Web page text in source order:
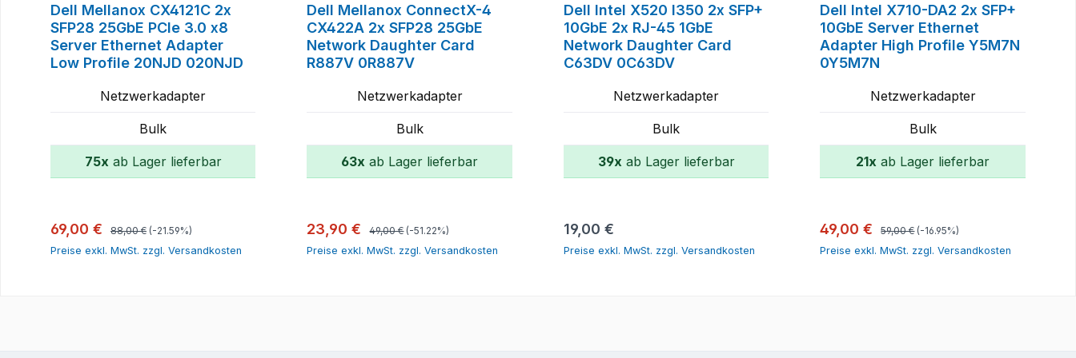
Dell Mellanox CX4121C 2x
SFP28 25GbE PCIe 3.0 x8
Server Ethernet Adapter
Low Profile 20NJD 020NJD
Netzwerkadapter
Bulk
75x ab Lager lieferbar
Verkaufspreis:
69,00 € Regulärer Preis:
88,00 € (-21.59%)
Preise exkl. MwSt. zzgl. Versandkosten
Dell Mellanox ConnectX-4
CX422A 2x SFP28 25GbE
Network Daughter Card
R887V 0R887V
Netzwerkadapter
Bulk
63x ab Lager lieferbar
Verkaufspreis:
23,90 € Regulärer Preis:
49,00 € (-51.22%)
Preise exkl. MwSt. zzgl. Versandkosten
Dell Intel X520 I350 2x SFP+
10GbE 2x RJ-45 1GbE
Network Daughter Card
C63DV 0C63DV
Netzwerkadapter
Bulk
39x ab Lager lieferbar
Regulärer Preis:
19,00 €
Preise exkl. MwSt. zzgl. Versandkosten
Dell Intel X710-DA2 2x SFP+
10GbE Server Ethernet
Adapter High Profile Y5M7N
0Y5M7N
Netzwerkadapter
Bulk
21x ab Lager lieferbar
Verkaufspreis:
49,00 € Regulärer Preis:
59,00 € (-16.95%)
Preise exkl. MwSt. zzgl. Versandkosten